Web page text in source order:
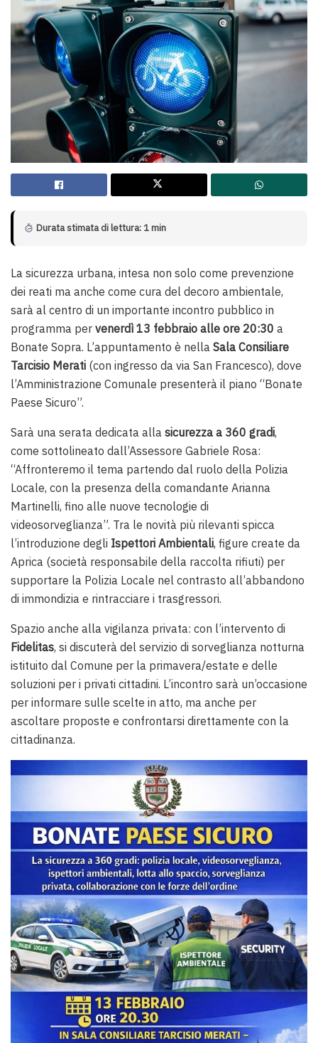
Durata stimata di lettura: 1 min
La sicurezza urbana, intesa non solo come prevenzione
dei reati ma anche come cura del decoro ambientale,
sarà al centro di un importante incontro pubblico in
programma per venerdì 13 febbraio alle ore 20:30 a
Bonate Sopra. L’appuntamento è nella Sala Consiliare
Tarcisio Merati (con ingresso da via San Francesco), dove
l’Amministrazione Comunale presenterà il piano “Bonate
Paese Sicuro”.
Sarà una serata dedicata alla sicurezza a 360 gradi,
come sottolineato dall’Assessore Gabriele Rosa:
“Affronteremo il tema partendo dal ruolo della Polizia
Locale, con la presenza della comandante Arianna
Martinelli, fino alle nuove tecnologie di
videosorveglianza”. Tra le novità più rilevanti spicca
l’introduzione degli Ispettori Ambientali, figure create da
Aprica (società responsabile della raccolta rifiuti) per
supportare la Polizia Locale nel contrasto all’abbandono
di immondizia e rintracciare i trasgressori.
Spazio anche alla vigilanza privata: con l’intervento di
Fidelitas, si discuterà del servizio di sorveglianza notturna
istituito dal Comune per la primavera/estate e delle
soluzioni per i privati cittadini. L’incontro sarà un’occasione
per informare sulle scelte in atto, ma anche per
ascoltare proposte e confrontarsi direttamente con la
cittadinanza.